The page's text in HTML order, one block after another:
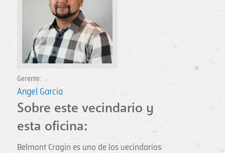
Gerente:
Angel Garcia
Sobre este vecindario y
esta oficina:
Belmont Cragin es uno de los vecindarios